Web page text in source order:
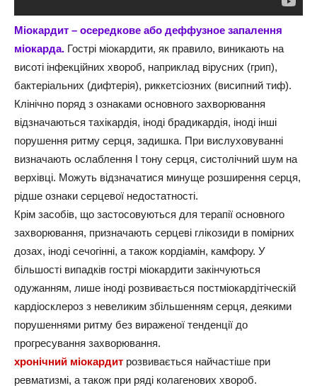
Міокардит – осередкове або деффузное запалення
міокарда. Гострі міокардити, як правило, виникають на
висоті інфекційних хвороб, наприклад вірусних (грип),
бактеріальних (дифтерія), риккетсіозних (висипний тиф).
Клінічно поряд з ознаками основного захворювання
відзначаються тахікардія, іноді брадикардія, іноді інші
порушення ритму серця, задишка. При вислуховуванні
визначають ослаблення I тону серця, систолічний шум на
верхівці. Можуть відзначатися минуще розширення серця,
рідше ознаки серцевої недостатності.
Крім засобів, що застосовуються для терапії основного
захворювання, призначають серцеві глікозиди в помірних
дозах, іноді сечогінні, а також кордіамін, камфору. У
більшості випадків гострі міокардити закінчуються
одужанням, лише іноді розвивається постміокардітіческій
кардіосклероз з невеликим збільшенням серця, деякими
порушеннями ритму без вираженої тенденції до
прогресування захворювання.
хронічний міокардит розвивається найчастіше при
ревматизмі, а також при ряді колагенових хвороб.